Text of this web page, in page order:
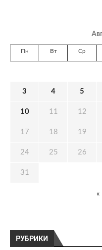
РУБРИКИ
Пн Вт Ср
3 4 5
10 11 12
17 18 19
24 25 26
31